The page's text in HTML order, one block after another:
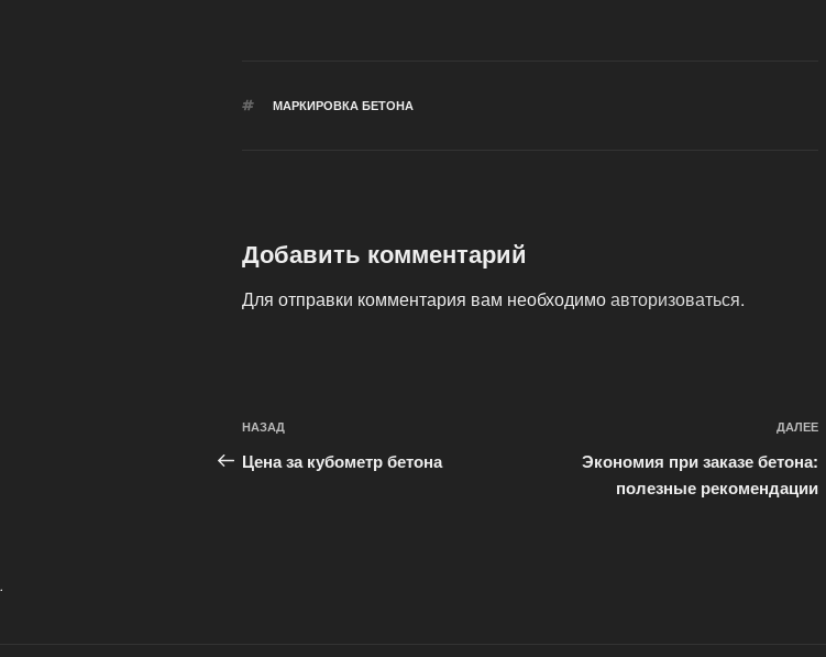
МЕТКИ
МАРКИРОВКА БЕТОНА
Добавить комментарий
Для отправки комментария вам необходимоавторизоваться.
Навигация
по
Предыдущая
запись:
НАЗАД
Цена за кубометр бетона
ДАЛЕЕ
Экономия при заказе бетона:
полезные рекомендации
.